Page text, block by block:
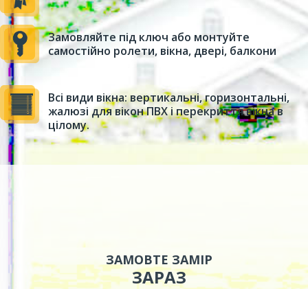
Замовляйте під ключ або монтуйте
самостійно ролети, вікна, двері, балкони
Всі види вікна: вертикальні, горизонтальні,
жалюзі для вікон ПВХ і перекриття вікна в
цілому.
ЗАМОВТЕ ЗАМІР
ЗАРАЗ